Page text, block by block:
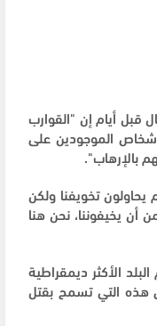
قبل أيام إن "القوارب
الموجودين على
بالإرهاب".
تخويفنا ولكن
يخيفوننا، نحن هنا
الأكثر ديمقراطية
هذه التي تسمح بقتل